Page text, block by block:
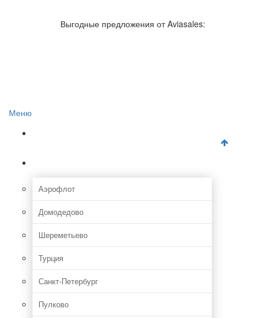
Отзывы об авиакомпаниях
Отзывы об аэропортах
Выгодные предложения от Aviasales:
Меню
Аэрофлот
Домодедово
Шереметьево
Турция
Санкт-Петербург
Пулково